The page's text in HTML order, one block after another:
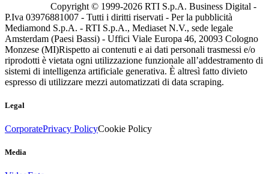
Copyright © 1999-2026 RTI S.p.A. Business Digital -
P.Iva 03976881007 - Tutti i diritti riservati - Per la pubblicità
Mediamond S.p.A. - RTI S.p.A., Mediaset N.V., sede legale
Amsterdam (Paesi Bassi) - Uffici Viale Europa 46, 20093 Cologno
Monzese (MI)Rispetto ai contenuti e ai dati personali trasmessi e/o
riprodotti è vietata ogni utilizzazione funzionale all’addestramento di
sistemi di intelligenza artificiale generativa. È altresì fatto divieto
espresso di utilizzare mezzi automatizzati di data scraping.
Legal
CorporatePrivacy PolicyCookie Policy
Media